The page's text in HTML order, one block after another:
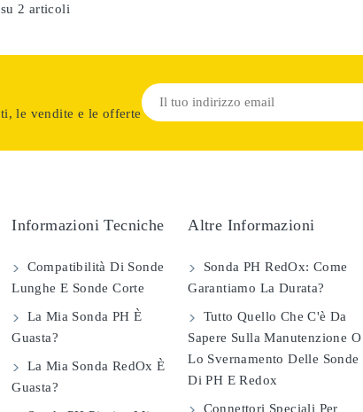
2 articoli
le vendite e le offerte
Informazioni Tecniche
Compatibilità Di Sonde
Lunghe E Sonde Corte
La Mia Sonda PH È
Guasta?
La Mia Sonda RedOx È
Guasta?
Altre Informazioni
Sonda PH RedOx: Come
Garantiamo La Durata?
Tutto Quello Che C'è Da
Sapere Sulla Manutenzione O
Lo Svernamento Delle Sonde
Di PH E Redox
Connettori Speciali Per